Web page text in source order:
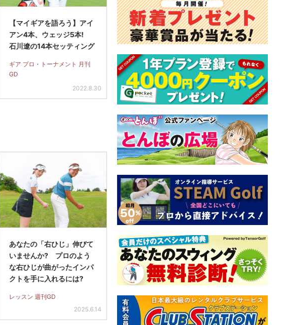
【マイギアを語ろう】アイ
アン4本、ウェッジ5本!
石川遼の14本セッティング
ギア プロ・トーナメント 月刊
GD
2022.8.30
あなたの「右ひじ」伸びて
いませんか? プロのよう
な右ひじが曲がったインパ
クトを手に入れるには?
レッスン 週刊GD
2025.6.14